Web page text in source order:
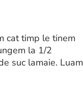
cat timp le tinem
la 1/2
suc lamaie. Luam